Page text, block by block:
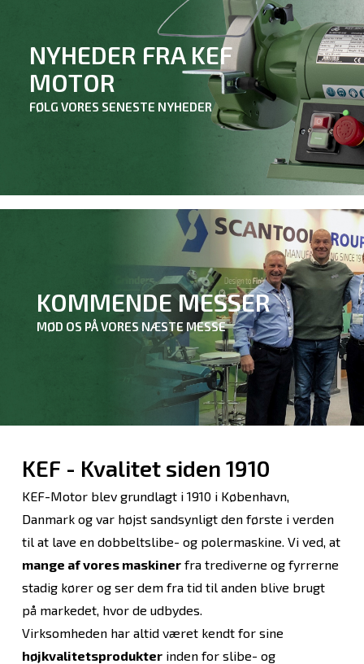
NYHEDER FRA KEF
MOTOR
FØLG VORES SENESTE NYHEDER
KOMMENDE MESSER
MØD OS PÅ VORES NÆSTE MESSE
KEF - Kvalitet siden 1910
KEF-Motor blev grundlagt i 1910 i København,
Danmark og var højst sandsynligt den første i verden
til at lave en dobbeltslibe- og polermaskine. Vi ved, at
mange af vores maskinerfra trediverne og fyrrerne
stadig kører og ser dem fra tid til anden blive brugt
på markedet, hvor de udbydes.
Virksomheden har altid været kendt for sine
højkvalitetsprodukterinden for slibe- og